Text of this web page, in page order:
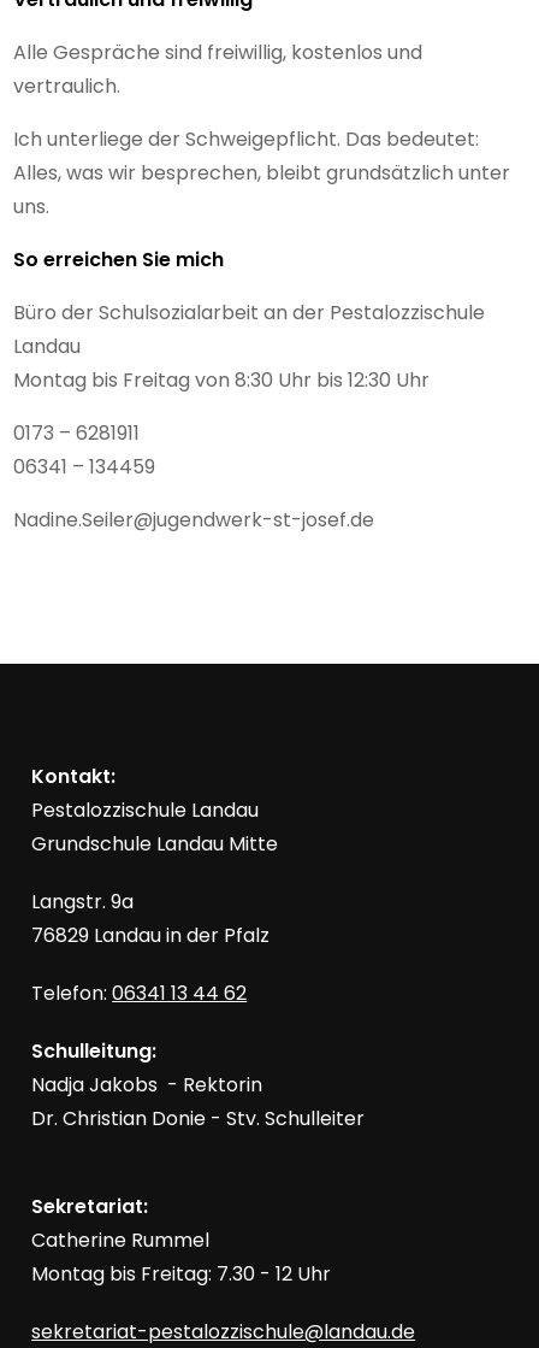
Alle Gespräche sind freiwillig, kostenlos und
vertraulich.
Ich unterliege der Schweigepflicht. Das bedeutet:
Alles, was wir besprechen, bleibt grundsätzlich unter
uns.
So erreichen Sie mich
Büro der Schulsozialarbeit an der Pestalozzischule
Landau
Montag bis Freitag von 8:30 Uhr bis 12:30 Uhr
0173 – 6281911
06341 – 134459
Nadine.Seiler@jugendwerk-st-josef.de
Kontakt:
Pestalozzischule Landau
Grundschule Landau Mitte
Langstr. 9a
76829 Landau in der Pfalz
Telefon:06341 13 44 62
Schulleitung:
Nadja Jakobs - Rektorin
Dr. Christian Donie - Stv. Schulleiter
Sekretariat:
Catherine Rummel
Montag bis Freitag: 7.30 - 12 Uhr
sekretariat-pestalozzischule@landau.de